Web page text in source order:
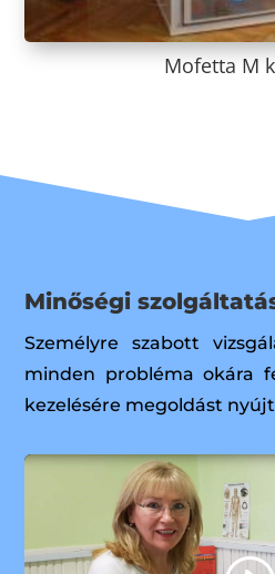
Mofetta M
Minőségi
Személyre szabott
minden probléma okára
kezelésére megoldást